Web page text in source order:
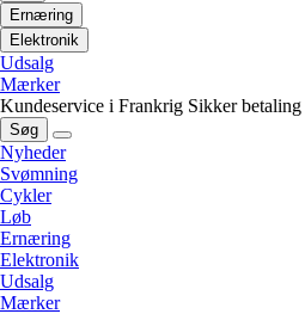
Ernæring
Elektronik
Udsalg
Mærker
Kundeservice i Frankrig Sikker betaling
Søg
Nyheder
Svømning
Cykler
Løb
Ernæring
Elektronik
Udsalg
Mærker